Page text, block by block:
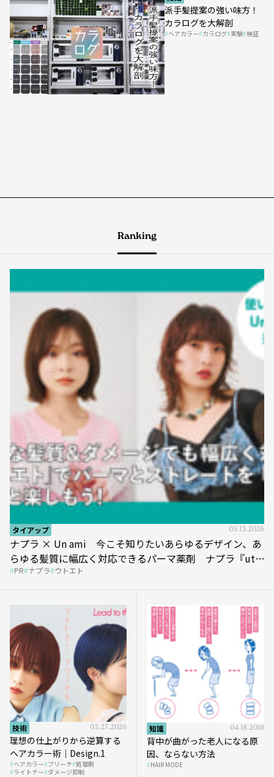
派手髪提案の強い味方！
カラログを大解剖
ヘアカラー カラログ 実験 検証
Ranking
タイアップ 05.13.2026
ナプラ × Un ami 今こそ知りたいあらゆるデザイン、あ
らゆる髪質に幅広く対応できるパーマ薬剤 ナプラ『ut-
et』
PR ナプラ ウトエト
技術 03.27.2026
理想の仕上がりから逆算する
ヘアカラー術｜Design.1
ヘアカラー ブリーチ 処理剤
ライトナー ダメージ抑制
知識 04.18.2018
背中が曲がった老人になる原
因、ならない方法
HAIR MODE